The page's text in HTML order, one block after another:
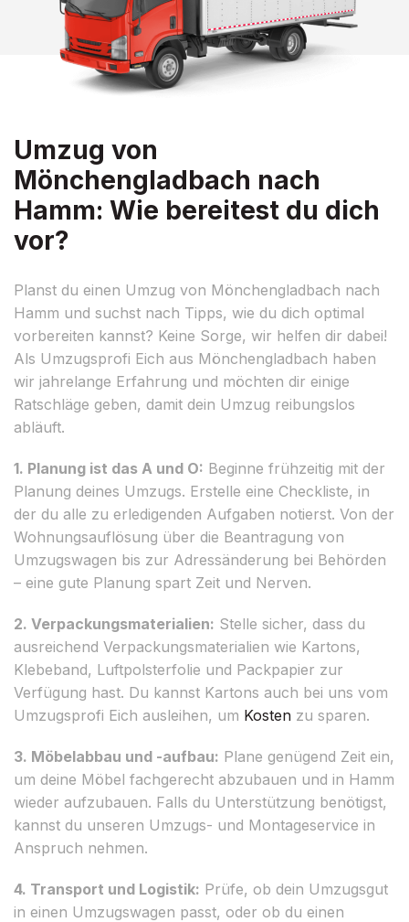
Umzug von
Mönchengladbach nach
Hamm: Wie bereitest du dich
vor?
Planst du einen Umzug von Mönchengladbach nach
Hamm und suchst nach Tipps, wie du dich optimal
vorbereiten kannst? Keine Sorge, wir helfen dir dabei!
Als Umzugsprofi Eich aus Mönchengladbach haben
wir jahrelange Erfahrung und möchten dir einige
Ratschläge geben, damit dein Umzug reibungslos
abläuft.
1. Planung ist das A und O: Beginne frühzeitig mit der
Planung deines Umzugs. Erstelle eine Checkliste, in
der du alle zu erledigenden Aufgaben notierst. Von der
Wohnungsauflösung über die Beantragung von
Umzugswagen bis zur Adressänderung bei Behörden
– eine gute Planung spart Zeit und Nerven.
2. Verpackungsmaterialien: Stelle sicher, dass du
ausreichend Verpackungsmaterialien wie Kartons,
Klebeband, Luftpolsterfolie und Packpapier zur
Verfügung hast. Du kannst Kartons auch bei uns vom
Umzugsprofi Eich ausleihen, um Kosten zu sparen.
3. Möbelabbau und -aufbau: Plane genügend Zeit ein,
um deine Möbel fachgerecht abzubauen und in Hamm
wieder aufzubauen. Falls du Unterstützung benötigst,
kannst du unseren Umzugs- und Montageservice in
Anspruch nehmen.
4. Transport und Logistik: Prüfe, ob dein Umzugsgut
in einen Umzugswagen passt, oder ob du einen